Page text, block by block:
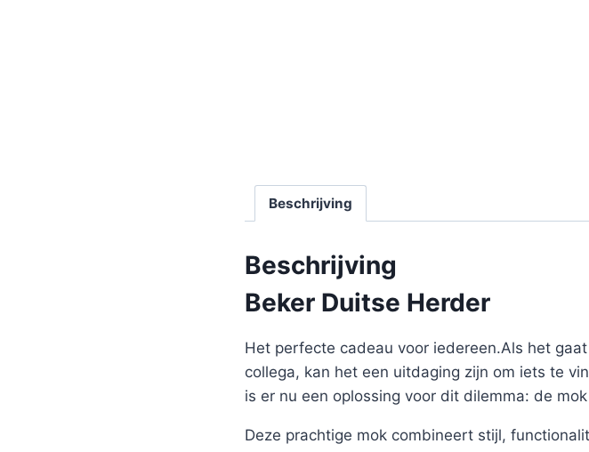
Beschrijving
Beschrijving
Beker Duitse Herder
Het perfecte cadeau voor iedereen.Als het
collega, kan het een uitdaging zijn om iets te
is er nu een oplossing voor dit dilemma: de
Deze prachtige mok combineert stijl,